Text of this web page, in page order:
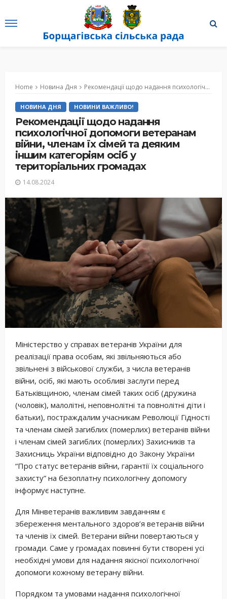
Home Новина Дня Рекомендації щодо надання психологічної допомоги ветеранам війни, членам їх сімей та деяким іншим категоріям осіб у територіальних громадах
НОВИНА ДНЯ НОВИНИ ВАЖЛИВО!
Рекомендації щодо надання
психологічної допомоги ветеранам
війни, членам їх сімей та деяким
іншим категоріям осіб у
територіальних громадах
14.08.2024
Міністерство у справах ветеранів України для
реалізації права особам, які звільняються або
звільнені з військової служби, з числа ветеранів
війни, осіб, які мають особливі заслуги перед
Батьківщиною, членам сімей таких осіб (дружина
(чоловік), малолітні, неповнолітні та повнолітні діти і
батьки), постраждалим учасникам Революції Гідності
та членам сімей загиблих (померлих) ветеранів війни
і членам сімей загиблих (померлих) Захисників та
Захисниць України відповідно до Закону України
“Про статус ветеранів війни, гарантії їх соціального
захисту” на безоплатну психологічну допомогу
інформує наступне.
Для Мінветеранів важливим завданням є
збереження ментального здоров’я ветеранів війни
та членів їх сімей. Ветерани війни повертаються у
громади. Саме у громадах повинні бути створені усі
необхідні умови для надання якісної психологічної
допомоги кожному ветерану війни.
Порядком та умовами надання психологічної